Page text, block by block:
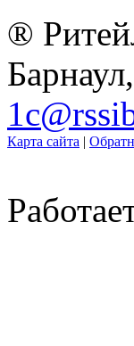
®
Карта сайта |